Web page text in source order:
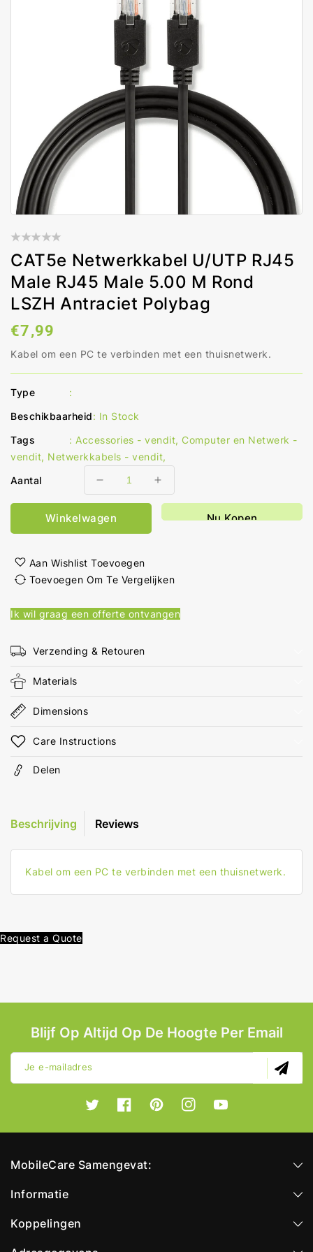
CAT5e Netwerkkabel U/UTP RJ45
Male RJ45 Male 5.00 M Rond
LSZH Antraciet Polybag
Normale
prijs
€7,99
Kabel om een PC te verbinden met een thuisnetwerk.
Type
:
Beschikbaarheid: In Stock
Tags
: Accessories - vendit, Computer en Netwerk -
vendit, Netwerkkabels - vendit,
Aantal
Aantal
verlagen
voor
CAT5e
U/UTP
RJ45
Male
Male
m
Rond
Aantal
verhogen
voor
RJ45
Male
Male
Rond
Winkelwagen Nu Kopen
Aan Wishlist Toevoegen
Toevoegen Om Te Vergelijken
Ik wil graag een offerte ontvangen
Verzending & Retouren
Materials
Dimensions
Care Instructions
Delen
Beschrijving Reviews
Kabel om een PC te verbinden met een thuisnetwerk.
Request a Quote
Blijf Op Altijd Op De Hoogte Per Email
Je e-mailadres
TwitterFacebookPinterestInstagramYouTube
MobileCare Samengevat:
Informatie
Koppelingen